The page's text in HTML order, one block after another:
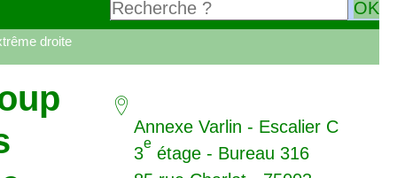
droite
Annexe Varlin - Escalier C
3
e
étage - Bureau 316